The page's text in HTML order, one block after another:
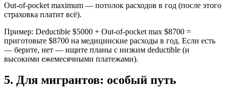
Out-of-pocket maximum — потолок расходов в год (после этого
страховка платит всё).
Пример: Deductible $5000 + Out-of-pocket max $8700 =
приготовьте $8700 на медицинские расходы в год. Если есть
— берите, нет — ищите планы с низким deductible (и
высокими ежемесячными платежами).
5. Для мигрантов: особый путь